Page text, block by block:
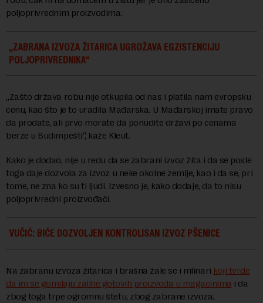
poljoprivrednim proizvodima.
„ZABRANA IZVOZA ŽITARICA UGROŽAVA EGZISTENCIJU
POLJOPRIVREDNIKA“
„Zašto država robu nije otkupila od nas i platila nam evropsku
cenu, kao što je to uradila Mađarska. U Mađarskoj imate pravo
da prodate, ali prvo morate da ponudite državi po cenama
berze u Budimpešti“, kaže Kleut.
Kako je dodao, nije u redu da se zabrani izvoz žita i da se posle
toga daje dozvola za izvoz u neke okolne zemlje, kao i da se, pri
tome, ne zna ko su ti ljudi. Izvesno je, kako dodaje, da to nisu
poljoprivredni proizvođači.
VUČIĆ: BIĆE DOZVOLJEN KONTROLISAN IZVOZ PŠENICE
Na zabranu izvoza žitarica i brašna žale se i mlinari koji tvrde
da im se gomilaju zalihe gotovih proizvoda u magacinima i da
zbog toga trpe ogromnu štetu, zbog zabrane izvoza.